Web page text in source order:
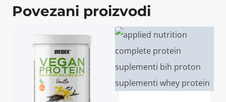
Povezani proizvodi